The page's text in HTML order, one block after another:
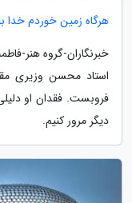
هرگاه زمین خوردم خدا
استاد محسن وزیری
دیگر مرور کنیم.